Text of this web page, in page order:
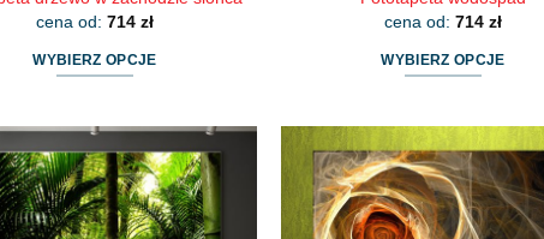
cena od: 714 zł
WYBIERZ OPCJE
wiele
wariantów.
Opcje
cena od: 714 zł
WYBIERZ OPCJE
ma
wiele
wariantów.
Opcje